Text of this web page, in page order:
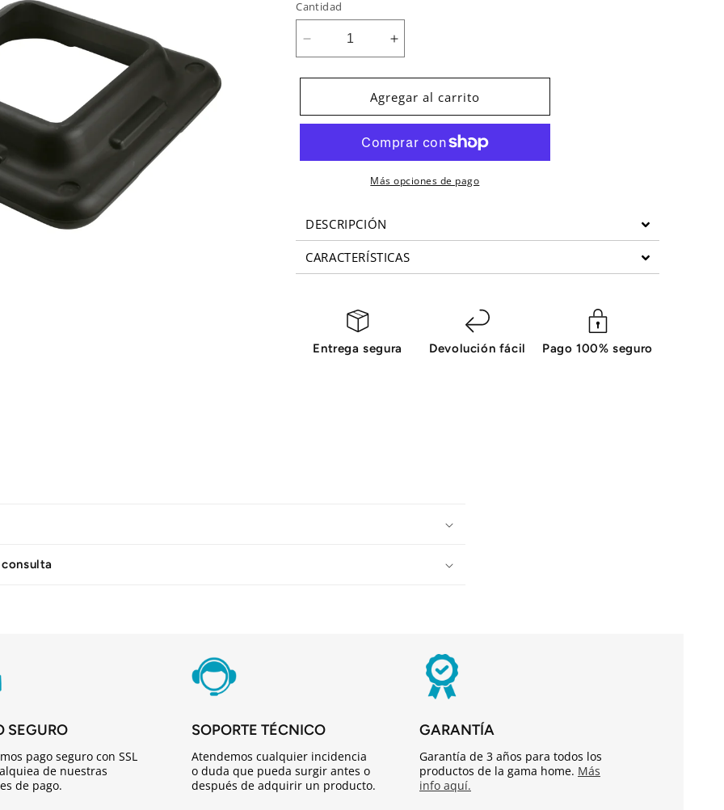
Cantidad
Reducir
cantidad
para
para
Bodytone
Aumentar
cantidad
para
Alturas
para
SH
Bodytone
(Par)
Agregar al carrito
Más opciones de pago
DESCRIPCIÓN
CARACTERÍSTICAS
Entrega segura Devolución fácil Pago 100% seguro
SEGURO
pago seguro con SSL
de nuestras
de pago.
SOPORTE TÉCNICO
Atendemos cualquier incidencia
o duda que pueda surgir antes o
después de adquirir un producto.
GARANTÍA
Garantía de 3 años para todos los
productos de la gama home. Más
info aquí.